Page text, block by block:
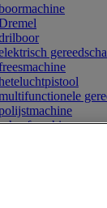
schuurmachine